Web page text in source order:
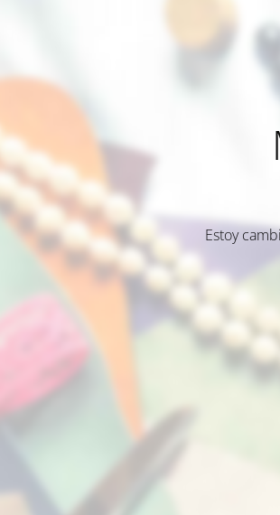
Estoy